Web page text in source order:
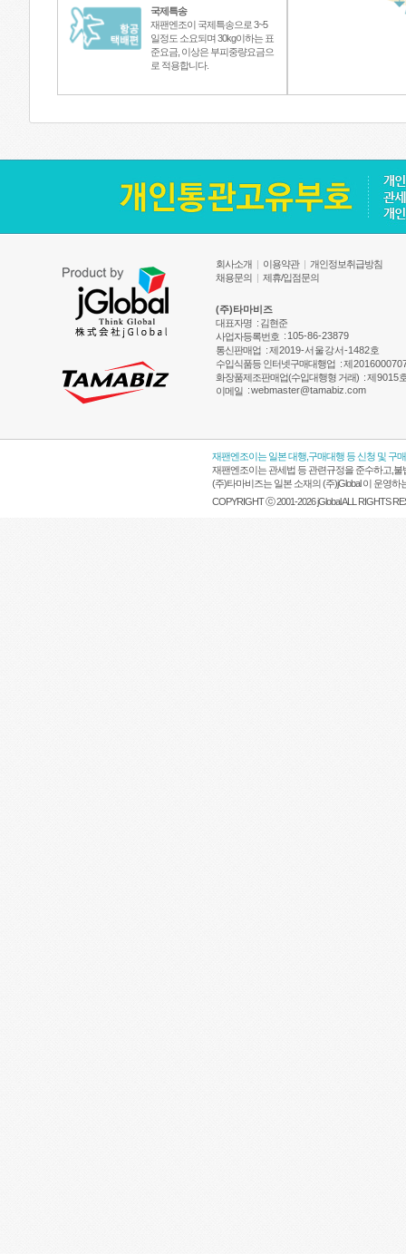
국제특송
재팬엔조이 국제특송으로 3~5
일정도 소요되며 30kg이하는 표
준요금, 이상은 부피중량요금으
로 적용합니다.
회사소개 | 이용약관 | 개인정보취급방침
채용문의 | 제휴/입점문의
(주)타마비즈
대표자명 : 김현준
사업자등록번호 : 105-86-23879
통신판매업 :제2019-서울강서-1482호
수입식품등 인터넷구매대행업 :제
화장품제조판매업(수입대행형 거래) :제9015
이메일 :webmaster@tamabiz.com
재팬엔조이는 일본 대행,구매대행 등 신청 및 구
재팬엔조이는 관세법 등 관련규정을 준수하고,
(주)타마비즈는 일본 소재의 (주)jGlobal 이 운영
COPYRIGHT ⓒ 2001-2026 jGlobal ALL RIGHTS